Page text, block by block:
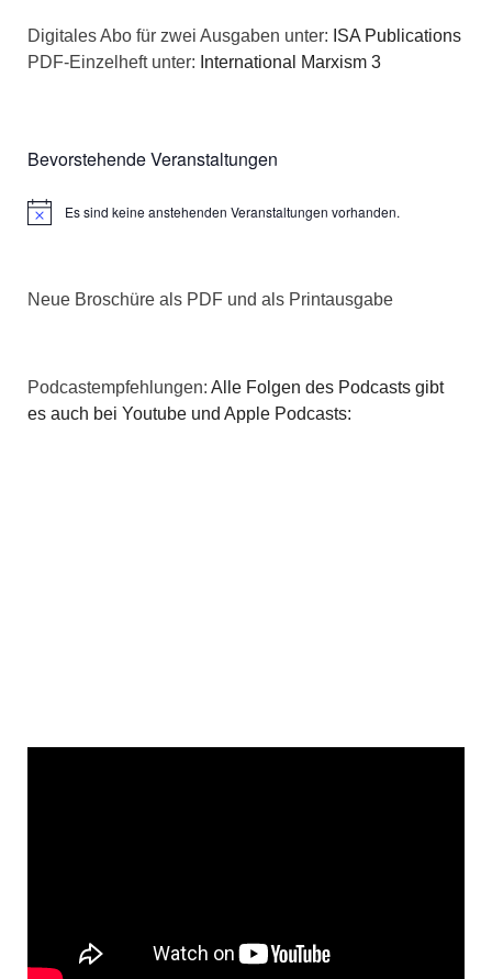
Digitales Abo für zwei Ausgaben unter: ISA Publications
PDF-Einzelheft unter: International Marxism 3
Bevorstehende Veranstaltungen
HinweisEs sind keine anstehenden Veranstaltungen vorhanden.
Neue Broschüre als PDF und als Printausgabe
Podcastempfehlungen: Alle Folgen des Podcasts gibt
es auch bei Youtube und Apple Podcasts: